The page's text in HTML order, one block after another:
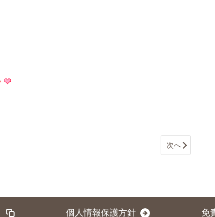
次へ
個人情報保護方針 免